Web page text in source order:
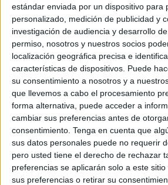
estándar enviada por un dispositivo para
personalizado, medición de publicidad y
investigación de audiencia y desarrollo de
permiso, nosotros y nuestros socios
localización geográfica precisa e
características de dispositivos. Puede
su consentimiento a nosotros y a
que llevemos a cabo el procesamiento
forma alternativa, puede acceder a
cambiar sus preferencias antes de
consentimiento. Tenga en cuenta que
sus datos personales puede no requerir
pero usted tiene el derecho de rechazar
preferencias se aplicarán solo a este
sus preferencias o retirar su
tragedia, cuando Baldwin
suponía que contenía solo balas
proyectil real había acabó
Hutchins, de 42 años.
La demanda de Baldwin se
acciones legales presentadas por
Mitchell contra varios miembros
él.
En octubre, el actor llegó a un
la familia de Hutchins.